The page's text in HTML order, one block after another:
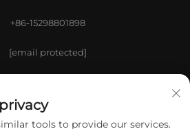
+86-15298801898
[email protected]
TIANXIN TOOLS CO., LTD.
tools to provide our services.